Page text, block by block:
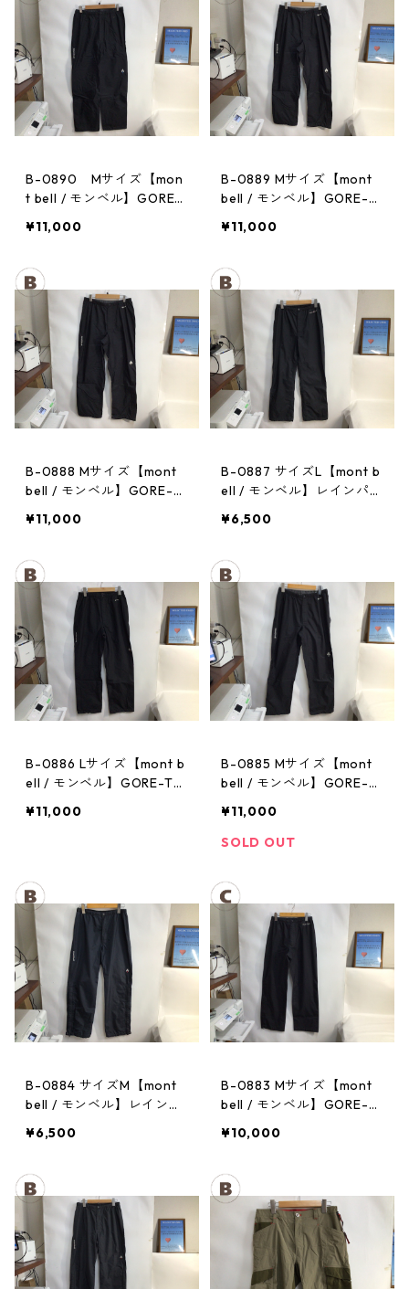
B-0890 Mサイズ【mon
t bell / モンベル】GORE-
ンパンツ：メンズBK
¥11,000
B-0889 Mサイズ【mont
bell / モンベル】GORE-T
パンツ：メンズBK
¥11,000
B-0888 Mサイズ【mont
bell / モンベル】GORE-T
パンツ：メンズBK
¥11,000
B-0887 サイズL【mont b
ell / モンベル】レインパン
ィース
¥6,500
B-0886 Lサイズ【mont b
ell / モンベル】GORE-TE
ンツ：レディースBK
¥11,000
B-0885 Mサイズ【mont
bell / モンベル】GORE-T
パンツ：メンズBK
¥11,000
SOLD OUT
B-0884 サイズM【mont
bell / モンベル】レインパ
ディース
¥6,500
B-0883 Mサイズ【mont
bell / モンベル】GORE-T
パンツ：メンズBK
¥10,000